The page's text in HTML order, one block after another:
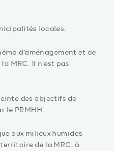
locales.
d’aménagement et de
MRC. Il n’est pas
des objectifs de
le PRMHH.
aux milieux humides
de la MRC, à